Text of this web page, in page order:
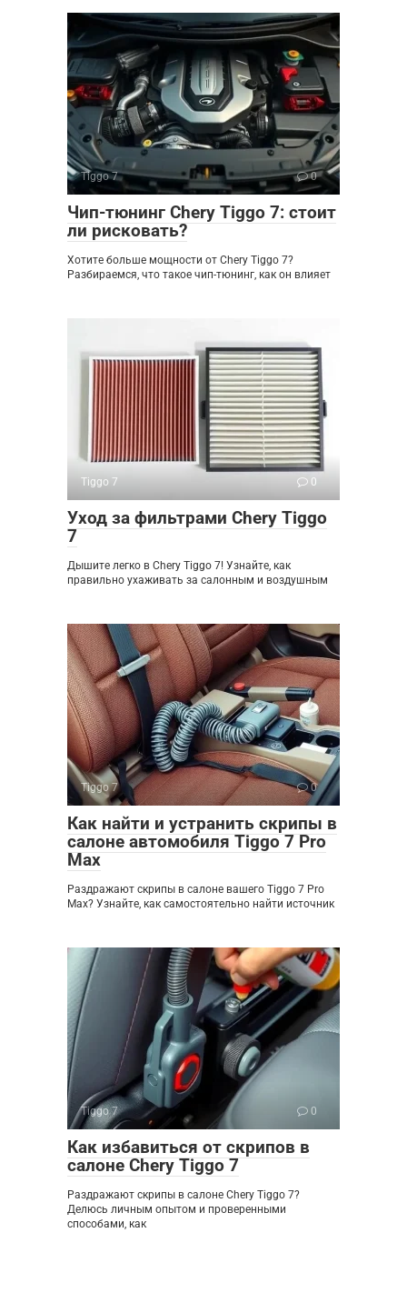
Tiggo 7 0
Чип-тюнинг Chery Tiggo 7: стоит
ли рисковать?
Хотите больше мощности от Chery Tiggo 7?
Разбираемся, что такое чип-тюнинг, как он влияет
Tiggo 7 0
Уход за фильтрами Chery Tiggo
7
Дышите легко в Chery Tiggo 7! Узнайте, как
правильно ухаживать за салонным и воздушным
Tiggo 7 0
Как найти и устранить скрипы в
салоне автомобиля Tiggo 7 Pro
Max
Раздражают скрипы в салоне вашего Tiggo 7 Pro
Max? Узнайте, как самостоятельно найти источник
Tiggo 7 0
Как избавиться от скрипов в
салоне Chery Tiggo 7
Раздражают скрипы в салоне Chery Tiggo 7?
Делюсь личным опытом и проверенными
способами, как